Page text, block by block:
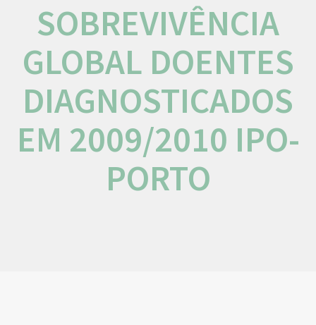
SOBREVIVÊNCIA
GLOBAL DOENTES
DIAGNOSTICADOS
EM 2009/2010 IPO-
PORTO